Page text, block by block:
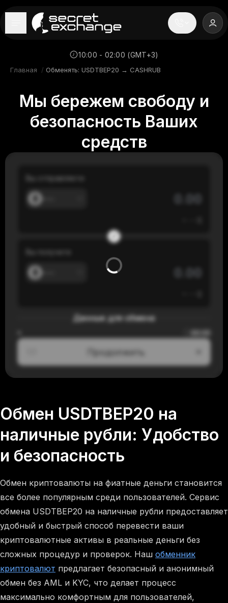
----
Новости
Репутация
Поддержка
10:00 - 02:00 (GMT+3)
Главная / Обменять: USDTBEP20 → CASHRUB
Мы бережем свободу и
безопасность Ваших
средств
Вы отправляете
Данные для обмена
Продолжить
Обмен USDTBEP20 на
наличные рубли: Удобство
и безопасность
Обмен криптовалюты на фиатные деньги становится
все более популярным среди пользователей. Сервис
обмена USDTBEP20 на наличные рубли предоставляет
удобный и быстрый способ перевести ваши
криптовалютные активы в реальные деньги без
сложных процедур и проверок. Наш обменник
криптовалют предлагает безопасный и анонимный
обмен без AML и KYC, что делает процесс
максимально комфортным для пользователей,